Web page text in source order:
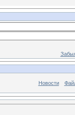
Новости